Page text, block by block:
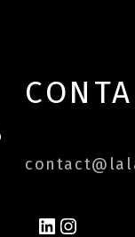
LINKEDIN